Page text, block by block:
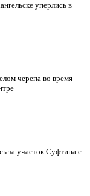
уперлись в
черепа во время
за участок Суфтина с